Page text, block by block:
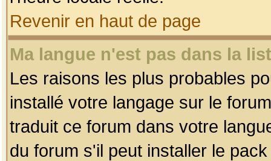
Revenir en haut de page
Ma langue n'est pas dans la
Les raisons les plus probables
installé votre langage sur le
traduit ce forum dans votre
du forum s'il peut installer le